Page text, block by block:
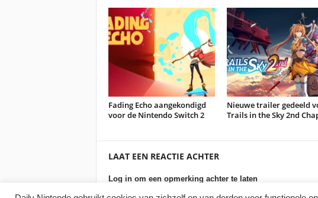
Fading Echo aangekondigd
voor de Nintendo Switch 2
Nieuwe trailer gedeeld
Trails in the Sky 2nd
LAAT EEN REACTIE ACHTER
Log in om een opmerking achter te laten